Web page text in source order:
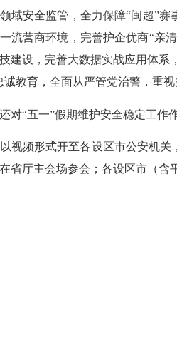
域安全监管，全力保障“闽超”
流营商环境，完善护企优商“亲
建设，完善大数据实战应用体系
诚教育，全面从严管党治警，重
“五一”假期维护安全稳定工作作
频形式开至各设区市公安机关
省厅主会场参会；各设区市（含